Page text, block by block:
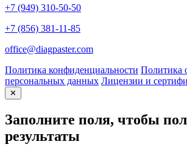
+7 (949) 310-50-50
+7 (856) 381-11-85
office@diagpaster.com
Политика конфиденциальности Политика
персональных данных Лицензии и
✕
Заполните поля, чтобы
результаты